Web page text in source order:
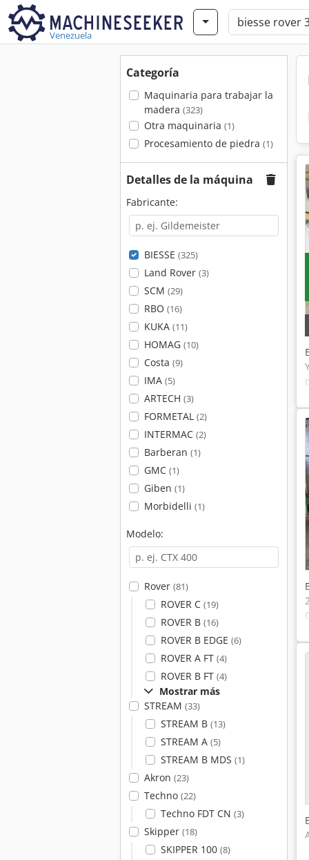
Venezuela
Categoría
Maquinaria para trabajar la
madera (323)
Otra maquinaria (1)
Procesamiento de piedra (1)
Detalles de la máquina
Fabricante:
BIESSE (325)
Land Rover (3)
SCM (29)
RBO (16)
KUKA (11)
HOMAG (10)
Costa (9)
IMA (5)
ARTECH (3)
FORMETAL (2)
INTERMAC (2)
Barberan (1)
GMC (1)
Giben (1)
Morbidelli (1)
Modelo:
Rover (81)
ROVER C (19)
ROVER B (16)
ROVER B EDGE (6)
ROVER A FT (4)
ROVER B FT (4)
Mostrar más
STREAM (33)
STREAM B (13)
STREAM A (5)
STREAM B MDS (1)
Akron (23)
Techno (22)
Techno FDT CN (3)
Skipper (18)
SKIPPER 100 (8)